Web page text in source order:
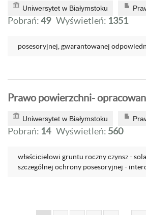
Uniwersytet w Białymstoku
Pobrań:49 Wyświetleń: 1351
posesoryjnej, gwarantowanej
Prawo powierzchni-
Uniwersytet w Białymstoku
Pobrań: 14 Wyświetleń: 560
właścicielowi gruntu roczny czynsz -
szczególnej ochrony posesoryjnej -